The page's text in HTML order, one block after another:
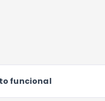
funcional